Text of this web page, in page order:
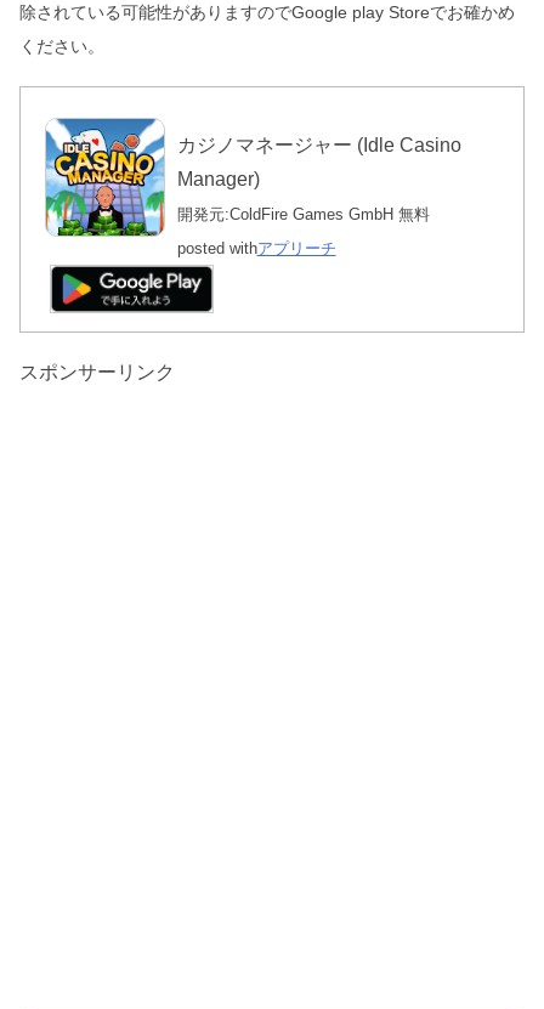
除されている可能性がありますのでGoogle play Storeでお確かめ
ください。
カジノマネージャー (Idle Casino
Manager)
開発元:ColdFire Games GmbH 無料
posted withアプリーチ
スポンサーリンク